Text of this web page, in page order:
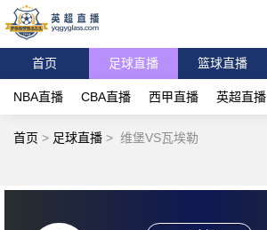
首页 足球直播 篮球直播
NBA直播 CBA直播 西甲直播 英超直播
首页 > 足球直播 > 维堡VS瓦埃勒